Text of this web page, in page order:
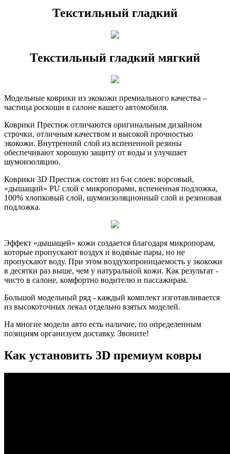
Текстильный гладкий
Текстильный гладкий мягкий
Модельные коврики из экокожи премиального качества –
частица роскоши в салоне вашего автомобиля.
Коврики Престиж отличаются оригинальным дизайном
строчки, отличным качеством и высокой прочностью
экокожи. Внутренний слой из вспененной резины
обеспечивают хорошую защиту от воды и улучшает
шумоизоляцию.
Коврики 3D Престиж состоят из 6-и слоев: ворсовый,
«дышащий» PU слой с микропорами, вспененная подложка,
100% хлопковый слой, шумоизоляционный слой и резиновая
подложка.
Эффект «дышащей» кожи создается благодаря микропорам,
которые пропускают воздух и водяные пары, но не
пропускают воду. При этом воздухопроницаемость у экокожи
в десятки раз выше, чем у натуральной кожи. Как результат -
чисто в салоне, комфортно водителю и пассажирам.
Большой модельный ряд - каждый комплект изготавливается
из высокоточных лекал отдельно взятых моделей.
На многие модели авто есть наличие, по определенным
позициям организуем доставку. Звоните!
Как установить 3D премиум ковры